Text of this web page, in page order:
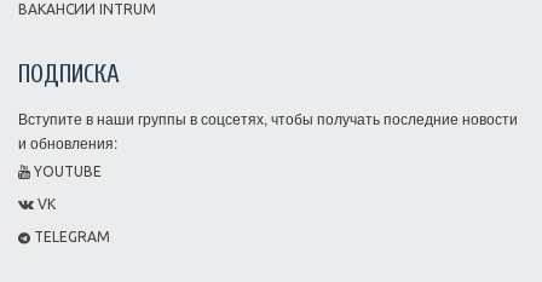
ВАКАНСИИ INTRUM
ПОДПИСКА
Вступите в наши группы в соцсетях, чтобы получать последние новости
и обновления:
YOUTUBE
VK
TELEGRAM